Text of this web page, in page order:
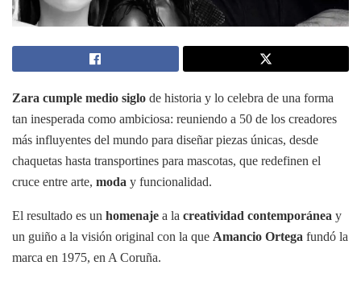
Zara cumple medio siglo de historia y lo celebra de una forma
tan inesperada como ambiciosa: reuniendo a 50 de los creadores
más influyentes del mundo para diseñar piezas únicas, desde
chaquetas hasta transportines para mascotas, que redefinen el
cruce entre arte, moda y funcionalidad.
El resultado es un homenaje a la creatividad contemporánea y
un guiño a la visión original con la que Amancio Ortega fundó la
marca en 1975, en A Coruña.